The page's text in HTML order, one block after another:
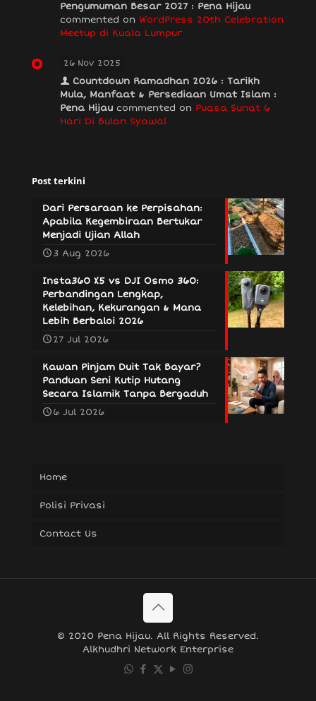
Pengumuman Besar 2027 : Pena Hijau
commented on WordPress 20th Celebration
Meetup di Kuala Lumpur
26 Nov 2025
Countdown Ramadhan 2026 : Tarikh
Mula, Manfaat & Persediaan Umat Islam :
Pena Hijau commented on Puasa Sunat 6
Hari Di Bulan Syawal
Post terkini
Dari Persaraan ke Perpisahan:
Apabila Kegembiraan Bertukar
Menjadi Ujian Allah
3 Aug 2026
Insta360 X5 vs DJI Osmo 360:
Perbandingan Lengkap,
Kelebihan, Kekurangan & Mana
Lebih Berbaloi 2026
27 Jul 2026
Kawan Pinjam Duit Tak Bayar?
Panduan Seni Kutip Hutang
Secara Islamik Tanpa Bergaduh
6 Jul 2026
Home
Polisi Privasi
Contact Us
© 2020 Pena Hijau. All Rights Reserved.
Alkhudhri Network Enterprise